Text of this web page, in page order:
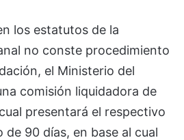
los estatutos de la
no conste procedimiento
el Ministerio del
comisión liquidadora de
presentará el respectivo
90 días, en base al cual